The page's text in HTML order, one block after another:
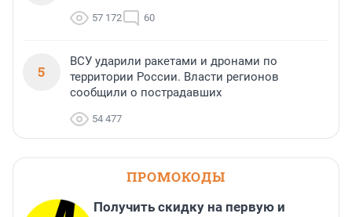
57 172 60
5
ВСУ ударили ракетами и дронами по
территории России. Власти регионов
сообщили о пострадавших
54 477
ПРОМОКОДЫ
Получить скидку на первую и